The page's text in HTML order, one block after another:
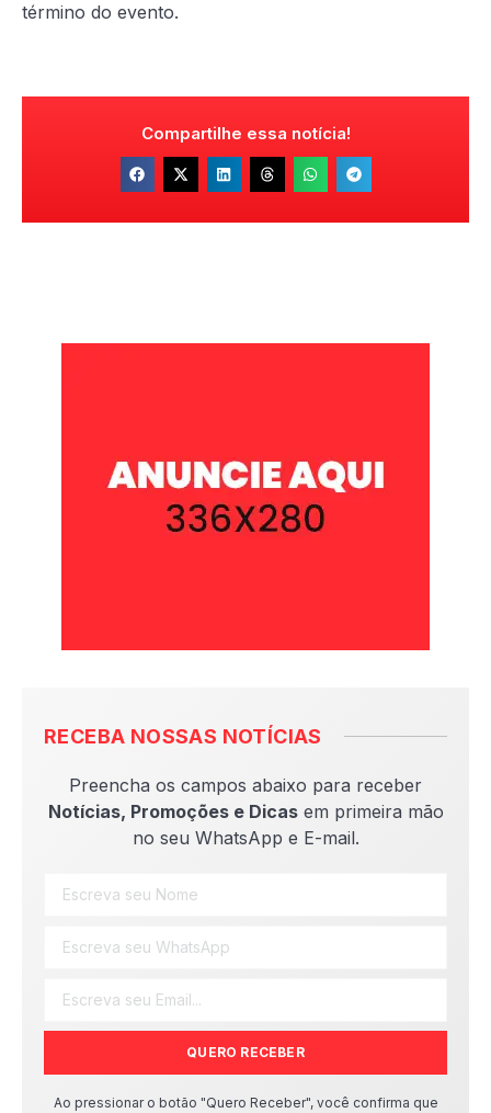
término do evento.
Compartilhe essa notícia!
RECEBA NOSSAS NOTÍCIAS
Preencha os campos abaixo para receber
Notícias, Promoções e Dicasem primeira mão
no seu WhatsApp e E-mail.
QUERO RECEBER
Ao pressionar o botão "Quero Receber", você confirma que